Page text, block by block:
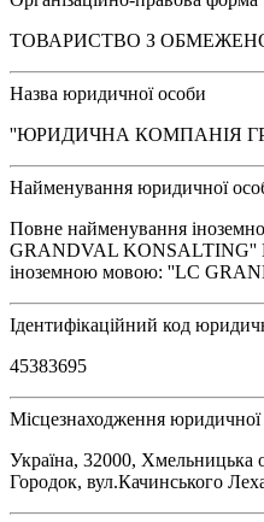
ТОВАРИСТВО З
Назва юридичної особи
''ЮРИДИЧНА КОМПАНІЯ
Найменування юридичної
Повне найменування
GRANDVAL KONSALTING''
іноземною мовою: ''LС
Ідентифікаційний код
45383695
Місцезнаходження юридичної
Україна, 32000,
Городок, вул.Качинського